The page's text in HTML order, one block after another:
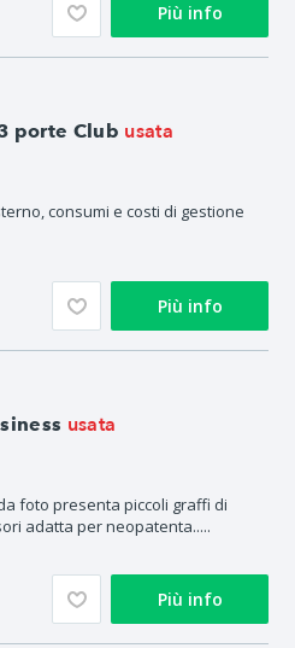
Più info
porte Club usata
consumi e costi di gestione
Più info
usata
foto presenta piccoli graffi di
adatta per neopatenta.....
Più info